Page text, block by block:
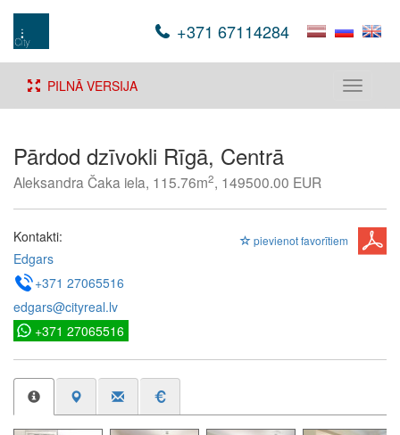
+371 67114284
Toggle
PILNĀ VERSIJA
Pārdod dzīvokli Rīgā, Centrā
Aleksandra Čaka iela, 115.76m2, 149500.00 EUR
pievienot favorītiem
Kontakti:
Edgars
+371 27065516
edgars@cityreal.lv
+371 27065516